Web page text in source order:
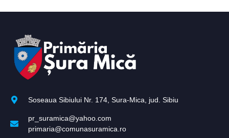
Soseaua Sibiului Nr. 174, Sura-Mica, jud. Sibiu
pr_suramica@yahoo.com
primaria@comunasuramica.ro